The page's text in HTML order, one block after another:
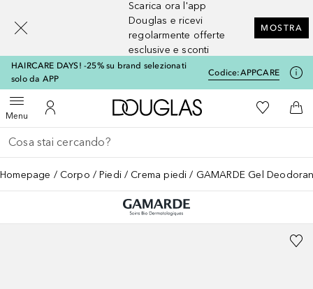
Scarica ora l'app
Douglas e ricevi
regolarmente offerte
esclusive e sconti
MOSTRA
HAIRCARE DAYS! -25% su brand selezionati
solo da APP
Codice:APPCARE
MenuApri menuAl Mio Account
A Douglas HomeAlla Mia
Al
Torna indietro
Esegui ricerca
Homepage Corpo Piedi Crema piedi GAMARDE Gel
[navigation.slideout.screenreader]